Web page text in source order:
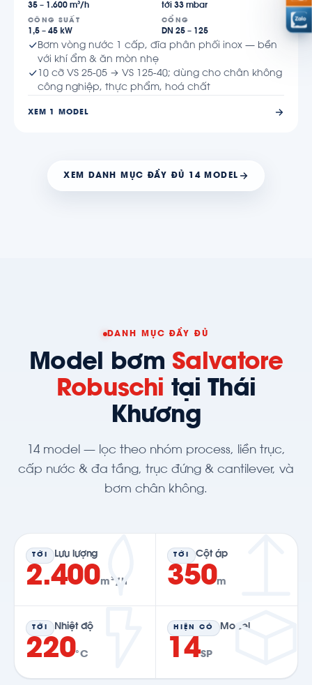
35 – 1.600 m³/h tới 33 mbar
CÔNG SUẤT
1,5 – 45 kW
CỔNG
DN 25 – 125
Bơm vòng nước 1 cấp, đĩa phân phối inox — bền
với khí ẩm & ăn mòn nhẹ
10 cỡ VS 25-05 → VS 125-40; dùng cho chân không
công nghiệp, thực phẩm, hoá chất
XEM 1 MODEL
XEM DANH MỤC ĐẦY ĐỦ 14 MODEL
DANH MỤC ĐẦY ĐỦ
Model bơmSalvatore
Robuschi tại Thái
Khương
14 model — lọc theo nhóm process, liền trục,
cấp nước & đa tầng, trục đứng & cantilever, và
bơm chân không.
TỚI Lưu lượng
2.400m³/h
TỚI Cột áp
350m
TỚI Nhiệt độ
220°C
HIỆN CÓ Model
14SP